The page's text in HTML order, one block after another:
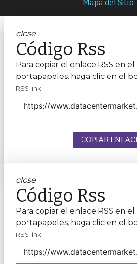
Mapa del Sitio
close
Código Rss
Para copiar el enlace RSS en el
portapapeles, haga clic en el
RSS link
COPIAR
close
Código Rss
Para copiar el enlace RSS en el
portapapeles, haga clic en el
RSS link